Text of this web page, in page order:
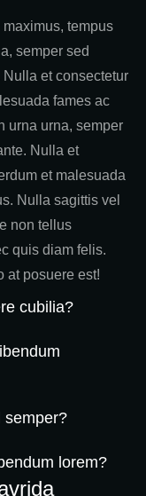
tempus
semper sed
et consectetur
fames ac
urna urna, semper
Nulla et
et malesuada
Nulla sagittis vel
non tellus
quis diam felis.
at posuere est!
cubilia?
semper?
lorem?